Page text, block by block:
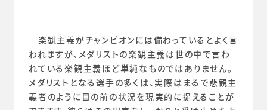
楽観主義がチャンピオンには備わっているとよく言
われますが、メダリストの楽観主義は世の中で言わ
れている楽観主義ほど単純なものではありません。
メダリストとなる選手の多くは、実際はまるで悲観主
義者のように目の前の状況を現実的に捉えることが